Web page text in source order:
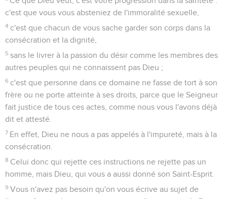
c'est que vous vous absteniez de l'immoralité sexuelle,
4 c'est que chacun de vous sache garder son corps dans la
consécration et la dignité,
5 sans le livrer à la passion du désir comme les membres des
autres peuples qui ne connaissent pas Dieu ;
6 c'est que personne dans ce domaine ne fasse de tort à son
frère ou ne porte atteinte à ses droits, parce que le Seigneur
fait justice de tous ces actes, comme nous vous l'avons déjà
dit et attesté.
7 En effet, Dieu ne nous a pas appelés à l'impureté, mais à la
consécration.
8 Celui donc qui rejette ces instructions ne rejette pas un
homme, mais Dieu, qui vous a aussi donné son Saint-Esprit.
9 Vous n'avez pas besoin qu'on vous écrive au sujet de